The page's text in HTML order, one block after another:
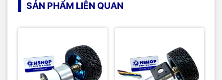
SẢN PHẨM LIÊN QUAN